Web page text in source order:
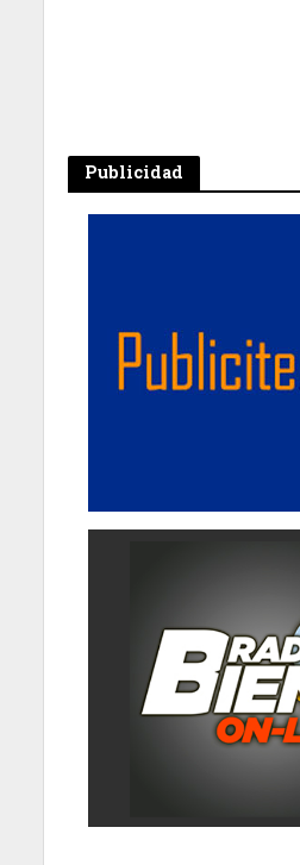
Publicidad